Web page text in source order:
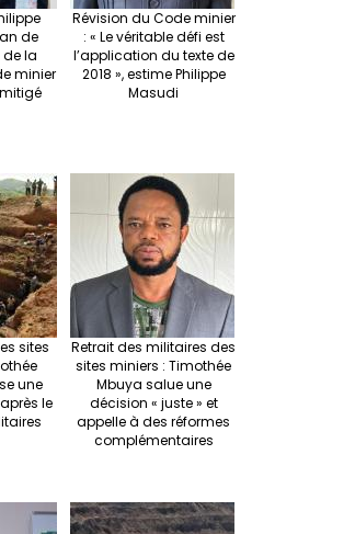
de
de la
minier
Révision du Code minier
: « Le véritable défi est
l’application du texte de
2018 », estime Philippe
Masudi
sites
une
le
Retrait des militaires des
sites miniers : Timothée
Mbuya salue une
décision « juste » et
appelle à des réformes
complémentaires